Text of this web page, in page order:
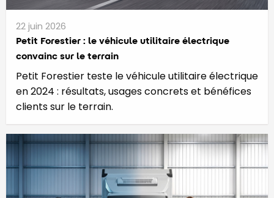
22 juin 2026
Petit Forestier : le véhicule utilitaire électrique
convainc sur le terrain
Petit Forestier teste le véhicule utilitaire électrique
en 2024 : résultats, usages concrets et bénéfices
clients sur le terrain.